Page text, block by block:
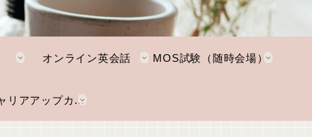
オンライン英会話 MOS試験（随時会場）
NKTキャリアアップカレッジ